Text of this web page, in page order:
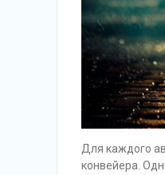
Для каждого
конвейера.